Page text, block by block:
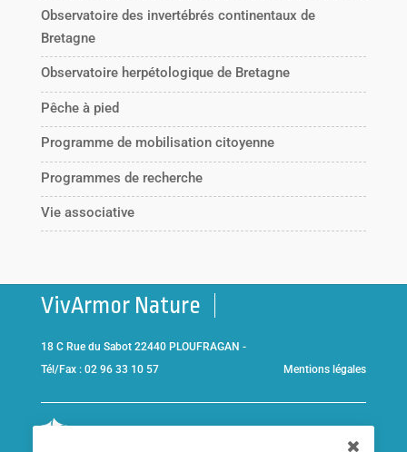
Observatoire des invertébrés continentaux de
Bretagne
Observatoire herpétologique de Bretagne
Pêche à pied
Programme de mobilisation citoyenne
Programmes de recherche
Vie associative
VivArmor Nature
18 C Rue du Sabot 22440 PLOUFRAGAN -
Tél/Fax : 02 96 33 10 57
Mentions légales